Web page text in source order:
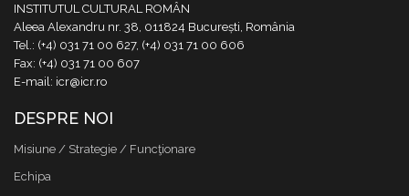
INSTITUTUL CULTURAL ROMÂN
Aleea Alexandru nr. 38, 011824 București, România
Tel.: (+4) 031 71 00 627, (+4) 031 71 00 606
Fax: (+4) 031 71 00 607
E-mail: icr@icr.ro
DESPRE NOI
Misiune / Strategie / Funcţionare
Echipa